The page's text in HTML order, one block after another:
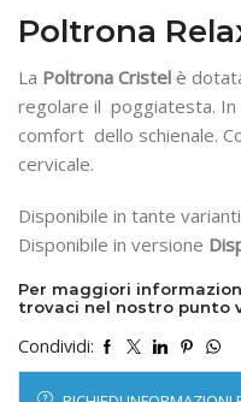
Poltrona
La Poltrona Cristel è
regolare il poggiatesta.
comfort dello schienale.
cervicale.
Disponibile in tante
Disponibile in versione
Per maggiori
trovaci nel nostro punto
Condividi: